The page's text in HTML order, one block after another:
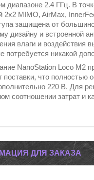
диапазоне 2.4 ГГц. В
2x2 MIMO, AirMax,
защищена от
дизайну и встроенной
влаги и воздействия
потребуется никакой
NanoStation Loco M2
поставки, что полностью
220 В. Для
соотношении затрат и
ДЛЯ ЗАКАЗА